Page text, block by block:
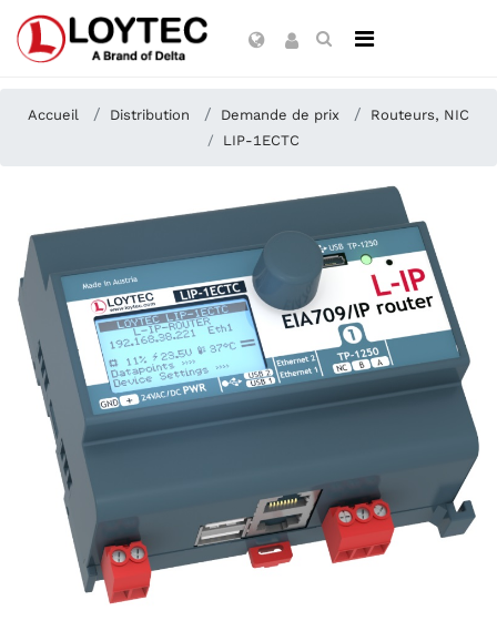
Accueil Distribution Demande de prix
Routeurs, NIC
LIP-1ECTC